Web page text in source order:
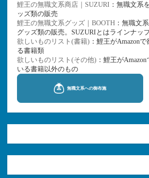
鯉王の無職文系商店｜SUZURI ：無職文系
ッズ類の販売
鯉王の無職文系グッズ｜BOOTH ：無職文
グッズ類の販売。SUZURIとはラインナッ
欲しいものリスト(書籍) ：鯉王がAmazon
る書籍類
欲しいものリスト(その他) ：鯉王が
いる書籍以外のもの